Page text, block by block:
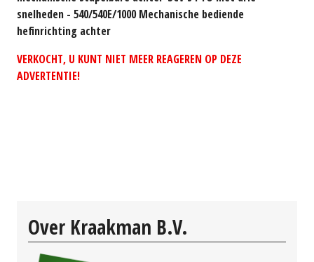
snelheden - 540/540E/1000 Mechanische bediende
hefinrichting achter
VERKOCHT, U KUNT NIET MEER REAGEREN OP DEZE
ADVERTENTIE!
Over Kraakman B.V.